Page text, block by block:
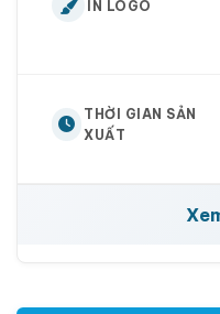
IN LOGO
THỜI GIAN SẢN
XUẤT